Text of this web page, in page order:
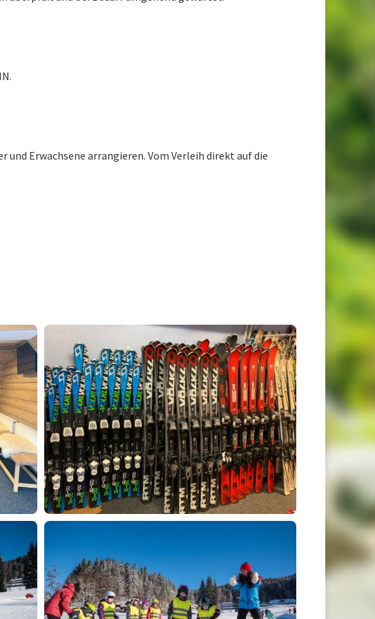
Erwachsene arrangieren. Vom Verleih direkt auf die